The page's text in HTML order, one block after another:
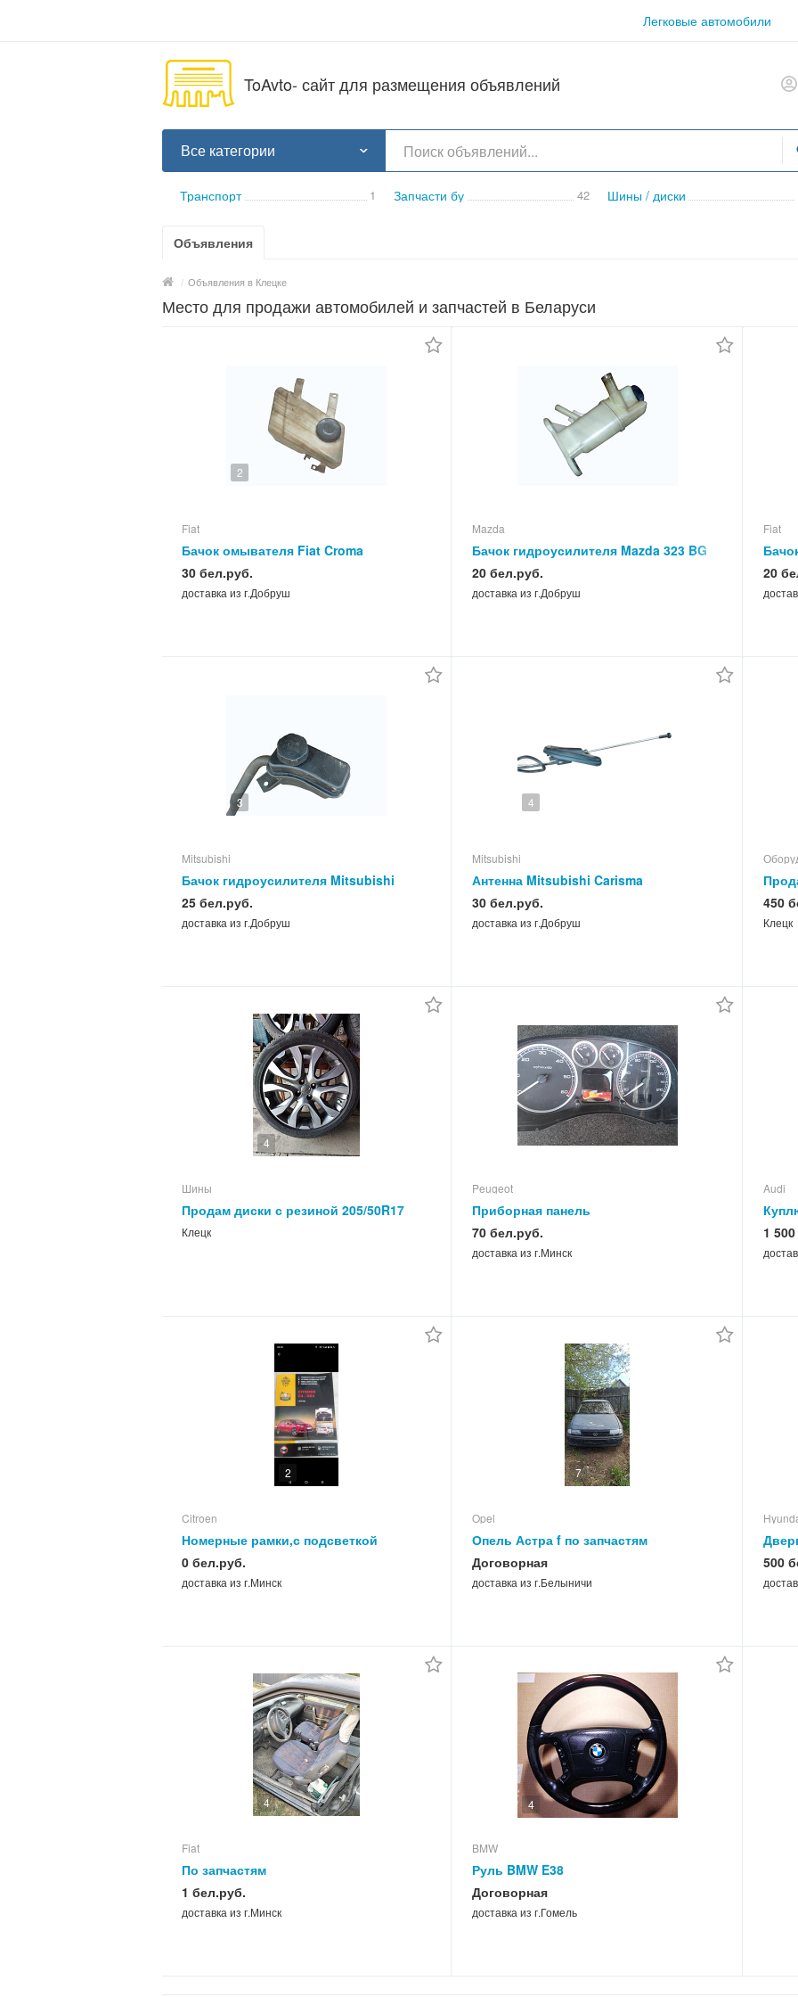
Легковые автомобили
ToAvto- сайт для размещения объявлений
Все категории
Транспорт 1 Запчасти бу 42 Шины / диски
Объявления
/ Объявления в Клецке
Место для продажи автомобилей и запчастей в Беларуси
2
Fiat
Бачок омывателя Fiat Croma
30 бел.руб.
доставка из г.Добруш
Mazda
Бачок гидроусилителя Mazda 323 BG
20 бел.руб.
доставка из г.Добруш
Fiat
20
3
Mitsubishi
Бачок гидроусилителя Mitsubishi
Carisma
25 бел.руб.
доставка из г.Добруш
4
Mitsubishi
Антенна Mitsubishi Carisma
30 бел.руб.
доставка из г.Добруш
450
Клецк
4
Шины
Продам диски с резиной 205/50R17
Клецк
Peugeot
Приборная панель
70 бел.руб.
доставка из г.Минск
Audi
1
2
Citroen
Номерные рамки,с подсветкой
логотипа Ситроен
0 бел.руб.
доставка из г.Минск
7
Opel
Опель Астра f по запчастям
Договорная
доставка из г.Белыничи
500
4
Fiat
По запчастям
1 бел.руб.
доставка из г.Минск
4
BMW
Руль BMW E38
Договорная
доставка из г.Гомель